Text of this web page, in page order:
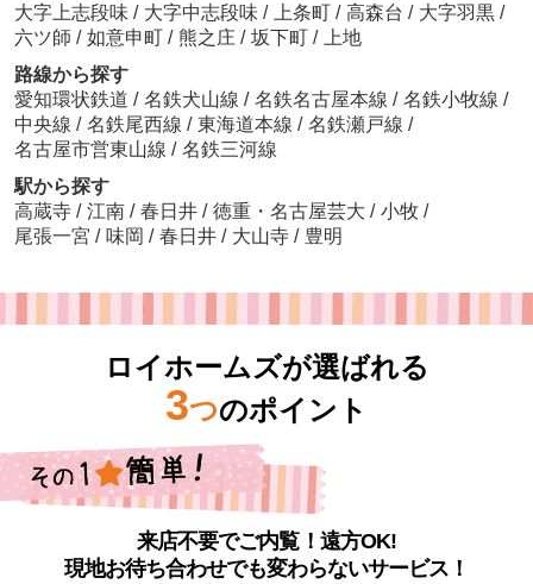
大字上志段味 / 大字中志段味 / 上条町 / 高森台 / 大字羽黒 /
六ツ師 / 如意申町 / 熊之庄 / 坂下町 /
上地
路線から探す
愛知環状鉄道 / 名鉄犬山線 / 名鉄名古屋本線 / 名鉄小牧線 /
中央線 / 名鉄尾西線 / 東海道本線 / 名鉄瀬戸線 /
名古屋市営東山線 / 名鉄三河線
駅から探す
高蔵寺 / 江南 / 春日井 / 徳重・名古屋芸大 / 小牧 /
尾張一宮 / 味岡 / 春日井 / 大山寺 / 豊明
ロイホームズが選ばれる
3つのポイント
来店不要でご内覧！遠方OK!
現地お待ち合わせでも変わらないサービス！